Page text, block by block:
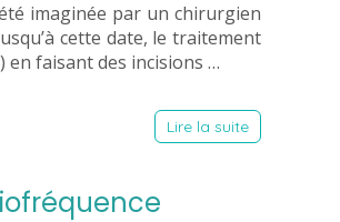
imaginée par un chirurgien
cette date, le traitement
en faisant des incisions …
Lire la suite